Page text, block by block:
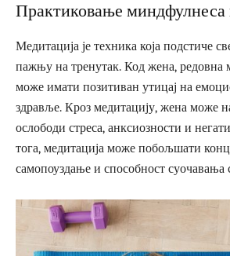
Практиковање миндфулнеса
Медитација је техника која подстиче
пажњу на тренутак. Код жена, редовна
може имати позитиван утицај на
здравље. Кроз медитацију, жена може
ослободи стреса, анксиозности и
тога, медитација може побољшати
самопоуздање и способност суочавања